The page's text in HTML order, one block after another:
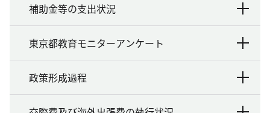
補助金等の支出状況
東京都教育モニターアンケート
政策形成過程